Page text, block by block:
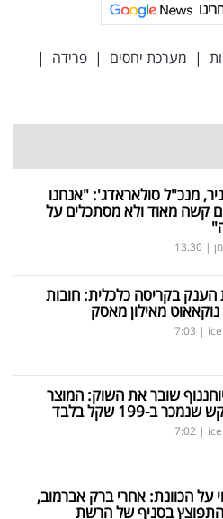
| מערכת יחסים | פרידה |
מנכ"ל סולאראדג': "אנחנו
קשה מאוד ולא מסתכלים על
|
13:30
בקריסה כלכלית: חובות
מאילון מאסק
|
7:03
שובר את השוק: המוצר
ב-199 שקל בלבד
|
7:02
על הכוונת: אחרי ברק אברמוב,
התפוצץ בסניף של הרשת